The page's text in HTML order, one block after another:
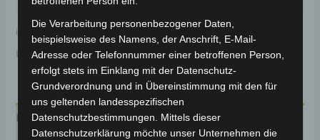
inkl. 19 % MwSt.
Kostenloser Versand
Lieferzeit:Versandfertig innerhalb 24 Stunden*
Beschreibung
Die Verarbeitung personenbezogener Daten,
beispielsweise des Namens, der Anschrift, E-Mail-
Adresse oder Telefonnummer einer betroffenen Person,
erfolgt stets im Einklang mit der Datenschutz-
Grundverordnung und in Übereinstimmung mit den für
uns geltenden landesspezifischen
Datenschutzbestimmungen. Mittels dieser
Datenschutzerklärung möchte unser Unternehmen die